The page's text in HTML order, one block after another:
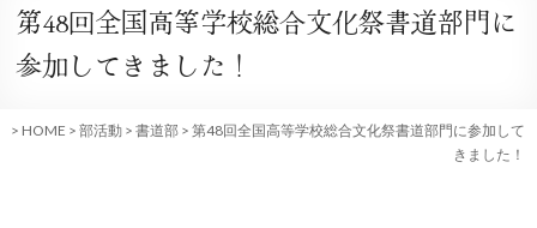
第48回全国高等学校総合文化祭書道部門に
参加してきました！
> HOME > 部活動 > 書道部 > 第48回全国高等学校総合文化祭書道部門に参加して
きました！